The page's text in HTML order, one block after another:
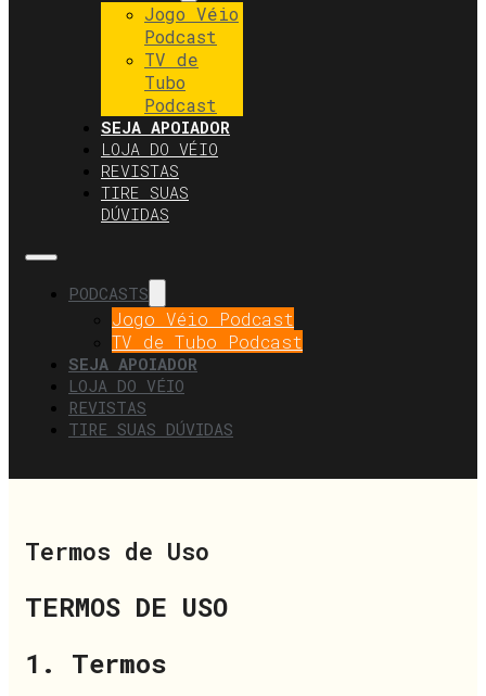
Jogo Véio
Podcast
TV de
Tubo
Podcast
SEJA APOIADOR
LOJA DO VÉIO
REVISTAS
TIRE SUAS
DÚVIDAS
PODCASTS
Jogo Véio Podcast
TV de Tubo Podcast
SEJA APOIADOR
LOJA DO VÉIO
REVISTAS
TIRE SUAS DÚVIDAS
Termos de Uso
TERMOS DE USO
1. Termos